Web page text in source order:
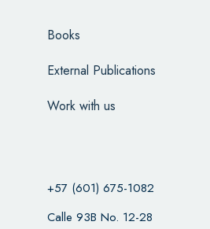
Books
External Publications
Work with us
+57 (601) 675-1082
Calle 93B No. 12-28